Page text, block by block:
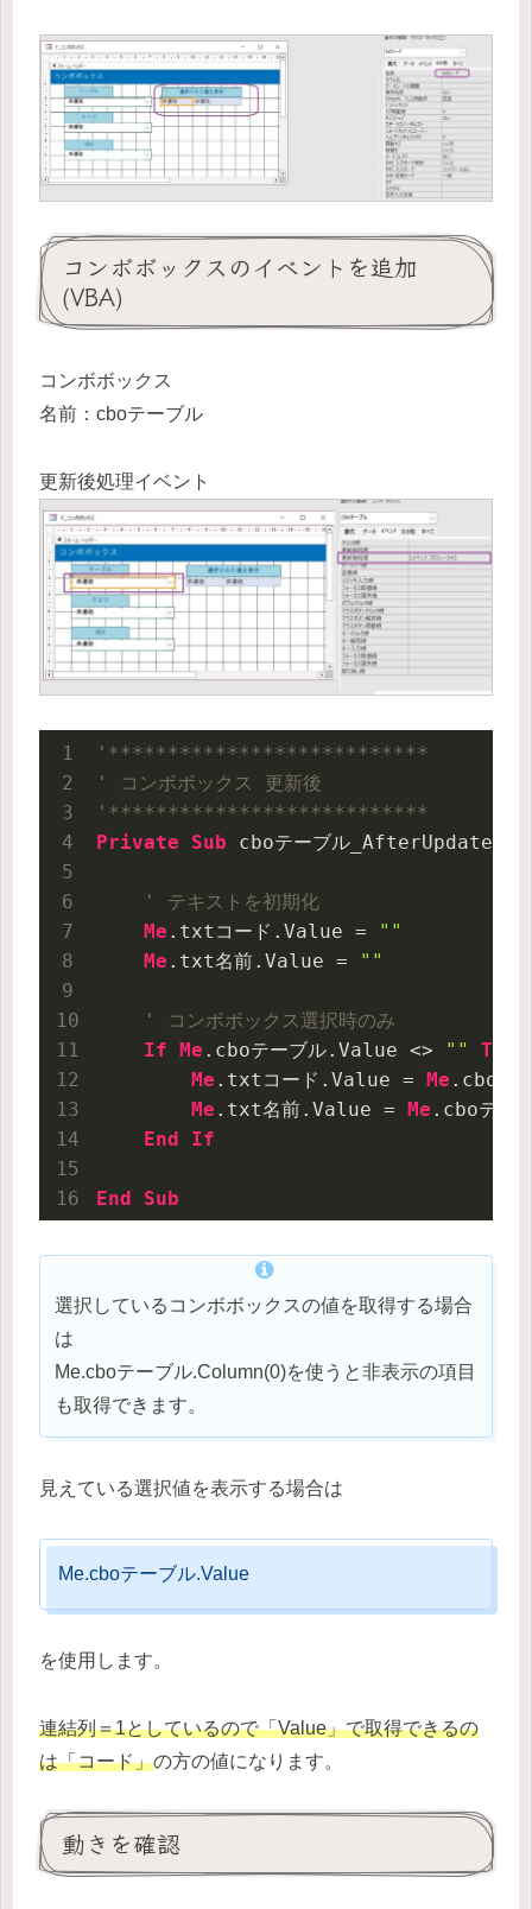
コンボボックスのイベントを追加
(VBA)
コンボボックス
名前：cboテーブル
更新後処理イベント
'***************************
' コンボボックス 更新後
'***************************
Private
Sub cboテーブル_AfterUpdate()
' テキストを初期化
Me .txtコード.Value =
""
Me .txt名前.Value = ""
' コンボボックス選択時のみ
If Me .cboテーブル.Value <> ""
Then
Me .txtコード.Value = Me .cboテ
Me .txt名前.Value = Me .cboテー
End
If
End Sub
選択しているコンボボックスの値を取得する場合
は
Me.cboテーブル.Column(0)を使うと非表示の項目
も取得できます。
見えている選択値を表示する場合は
Me.cboテーブル.Value
を使用します。
連結列＝1としているので「Value」で取得できるの
は「コード」の方の値になります。
動きを確認